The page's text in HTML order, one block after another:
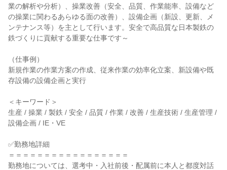
業の解析や分析）、操業改善（安全、品質、作業能率、設備など
の操業に関わるあらゆる面の改善）、設備企画（新設、更新、メ
ンテナンス等）を主として行います。安全で高品質な日本製鉄の
鉄づくりに貢献する重要な仕事です～
（仕事例）
新規作業の作業方案の作成、従来作業の効率化立案、新設備や既
存設備の設備企画と実行
＜キーワード＞
生産 / 操業 / 製鉄 / 安全 / 品質 / 作業 / 改善 / 生産技術 / 生産管理 /
設備企画 / IE・VE
✅勤務地詳細
＝＝＝＝＝＝＝＝＝＝＝＝＝＝＝＝＝
勤務地については、選考中・入社前後・配属前に本人と都度対話